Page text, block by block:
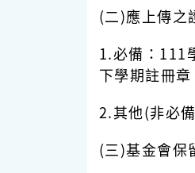
(二)應上傳之
1.必備：111
下學期註冊
2.其他(非必
(三)基金會保